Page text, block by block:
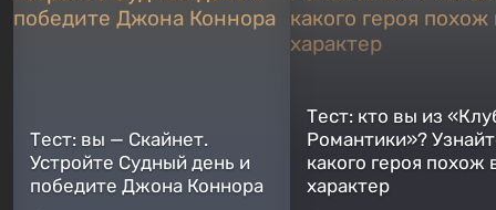
Тест: вы — Скайнет.
Устройте Судный день и
победите Джона Коннора
Тест: кто вы из
Романтики»?
какого героя похож
характер